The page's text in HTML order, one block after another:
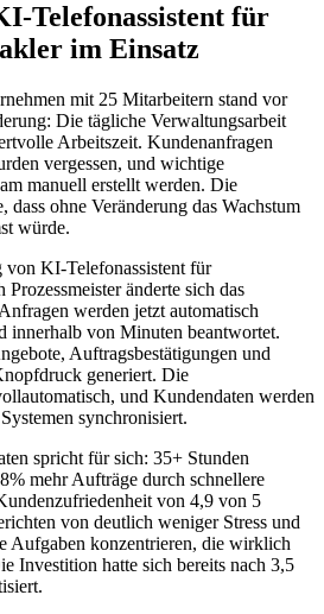
Telefonassistent für
im Einsatz
mit 25 Mitarbeitern stand vor
Die tägliche Verwaltungsarbeit
Arbeitszeit. Kundenanfragen
vergessen, und wichtige
manuell erstellt werden. Die
dass ohne Veränderung das Wachstum
würde.
von KI-Telefonassistent für
Prozessmeister änderte sich das
werden jetzt automatisch
innerhalb von Minuten beantwortet.
Auftragsbestätigungen und
generiert. Die
und Kundendaten werden
synchronisiert.
spricht für sich: 35+ Stunden
mehr Aufträge durch schnellere
von 4,9 von 5
von deutlich weniger Stress und
Aufgaben konzentrieren, die wirklich
Investition hatte sich bereits nach 3,5